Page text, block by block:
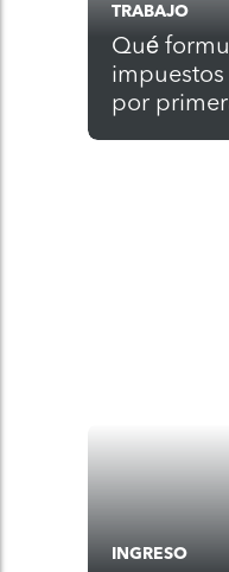
TRABAJO
Qué
por
INGRESO